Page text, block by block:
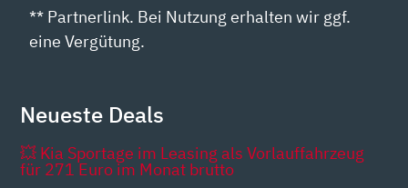
** Partnerlink. Bei Nutzung erhalten wir ggf.
eine Vergütung.
Neueste Deals
💥 Kia Sportage im Leasing als Vorlauffahrzeug
für 271 Euro im Monat brutto